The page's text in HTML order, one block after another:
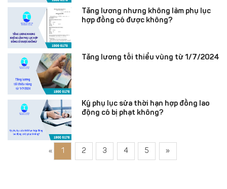
Tăng lương nhưng không làm phụ lục
hợp đồng có được không?
Tăng lương tối thiểu vùng từ 1/7/2024
Ký phụ lục sửa thời hạn hợp đồng lao
động có bị phạt không?
« 1 2 3 4 5 »